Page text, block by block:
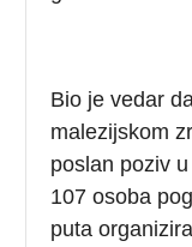
Bio je vedar
malezijskom
poslan poziv
107 osoba
puta